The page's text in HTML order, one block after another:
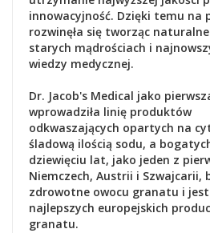
innowacyjność. Dzięki temu na
rozwinęła się tworząc
starych mądrościach i
wiedzy medycznej.
Dr. Jacob's Medical jako
wprowadziła linię produktów
odkwaszających opartych na
śladową ilością sodu, a
dziewięciu lat, jako jeden z
Niemczech, Austrii i Szwajcarii,
zdrowotne owocu granatu i jest
najlepszych europejskich
granatu.